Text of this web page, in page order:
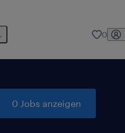
0
0 Jobs anzeigen